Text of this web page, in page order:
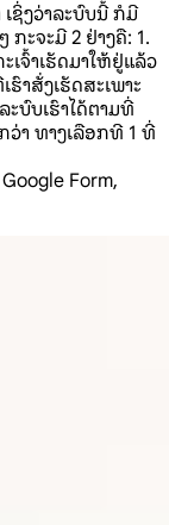
ເຊິ່ງວ່າລະບົບນີ້ ກໍມີ
ະຈະມີ 2 ຢ່າງຄື: 1.
ເຈົ້າເຮັດມາໃຫ້ຢູ່ແລ້ວ
ຮົາສັ່ງເຮັດສະເພາະ
ະບົບເຮົາໄດ້ຕາມທີ່
ວ່າ ທາງເລືອກທີ 1 ທີ່
Form,